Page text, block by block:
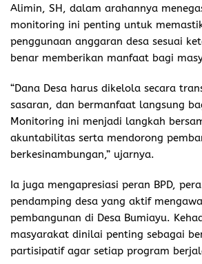
Alimin, SH, dalam arahannya
monitoring ini penting untuk
penggunaan anggaran desa sesuai
benar memberikan manfaat bagi
“Dana Desa harus dikelola secara
sasaran, dan bermanfaat langsung
Monitoring ini menjadi langkah
akuntabilitas serta mendorong
berkesinambungan,” ujarnya.
Ia juga mengapresiasi peran BPD,
pendamping desa yang aktif
pembangunan di Desa Bumiayu.
masyarakat dinilai penting sebagai
partisipatif agar setiap program